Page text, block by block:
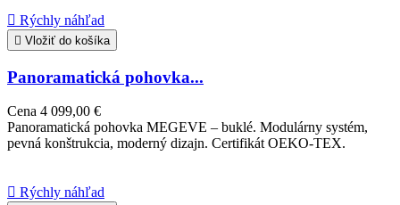
 Rýchly náhľad
 Vložiť do košíka
Panoramatická pohovka...
Cena 4 099,00 €
Panoramatická pohovka MEGEVE – buklé. Modulárny systém,
pevná konštrukcia, moderný dizajn. Certifikát OEKO-TEX.
 Rýchly náhľad